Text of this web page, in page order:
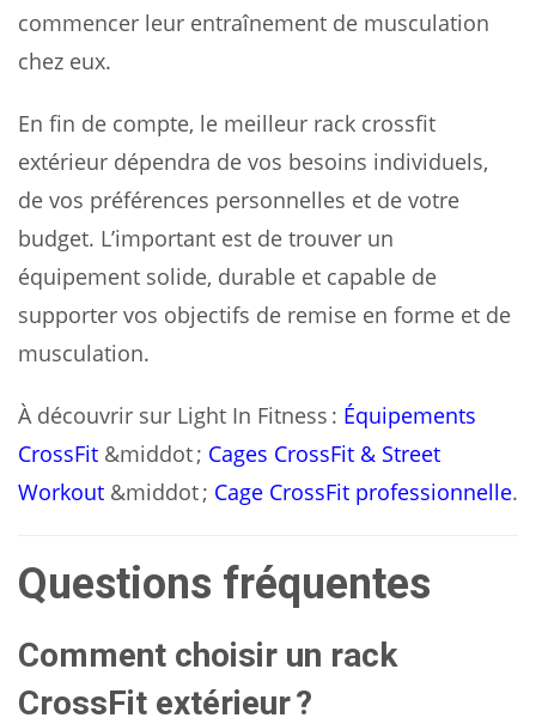
commencer leur entraînement de musculation
chez eux.
En fin de compte, le meilleur rack crossfit
extérieur dépendra de vos besoins individuels,
de vos préférences personnelles et de votre
budget. L’important est de trouver un
équipement solide, durable et capable de
supporter vos objectifs de remise en forme et de
musculation.
À découvrir sur Light In Fitness : Équipements
CrossFit &middot ; Cages CrossFit & Street
Workout &middot ; Cage CrossFit professionnelle.
Questions fréquentes
Comment choisir un rack
CrossFit extérieur ?